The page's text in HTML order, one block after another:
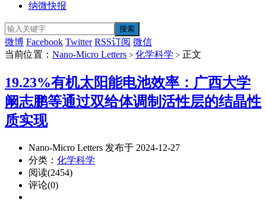
纳微快报
微博 Facebook Twitter RSS订阅 微信
当前位置： Nano-Micro Letters > 化学科学 > 正文
19.23%有机太阳能电池效率：广西大学
阚志鹏等通过双给体调制活性层的结晶性
质实现
Nano-Micro Letters 发布于 2024-12-27
分类： 化学科学
阅读(2454)
评论(0)